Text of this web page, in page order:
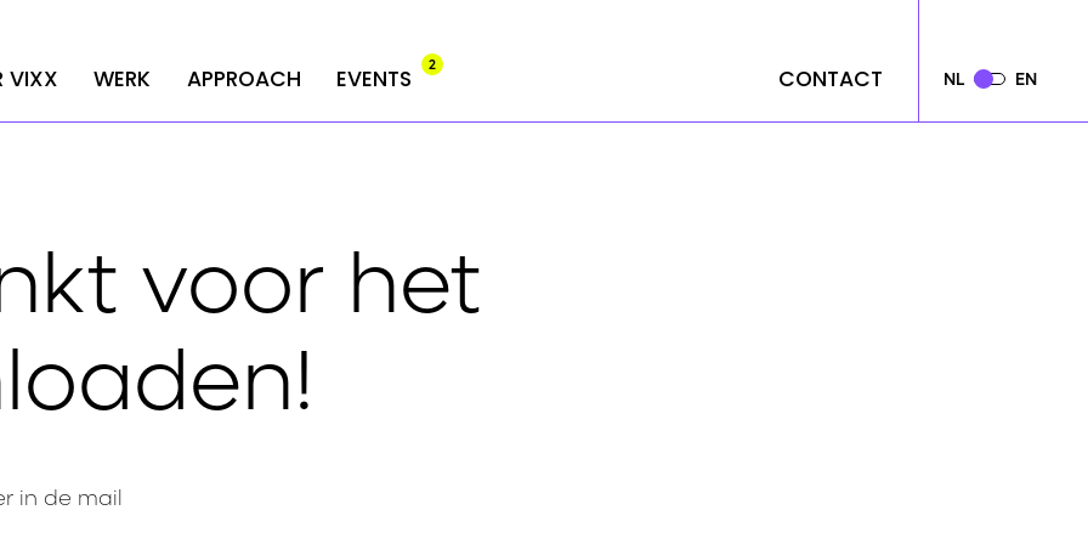
VIXX WERK APPROACH EVENTS 2 CONTACT NL EN
VIXX WERK APPROACH EVENTS 2 CONTACT NL EN
voor het
in de mail